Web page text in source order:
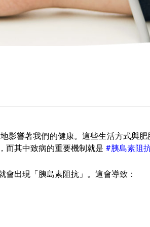
影響著我們的健康。這些生活方式與肥
而其中致病的重要機制就是 #胰島素阻
出現「胰島素阻抗」。這會導致：